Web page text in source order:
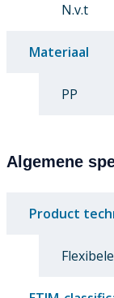
N.v.t
Materiaal
PP
Algemene
Product